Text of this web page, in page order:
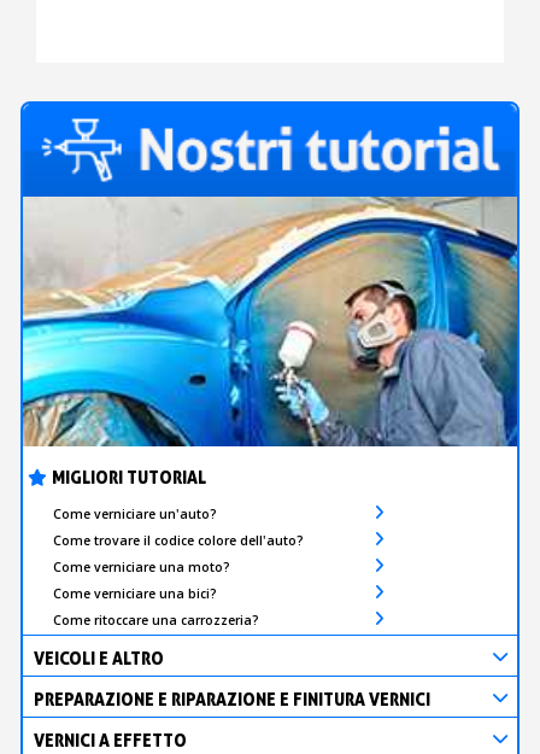
MIGLIORI TUTORIAL
Come verniciare un'auto?
Come trovare il codice colore dell'auto?
Come verniciare una moto?
Come verniciare una bici?
Come ritoccare una carrozzeria?
VEICOLI E ALTRO
PREPARAZIONE E RIPARAZIONE E FINITURA VERNICI
VERNICI A EFFETTO